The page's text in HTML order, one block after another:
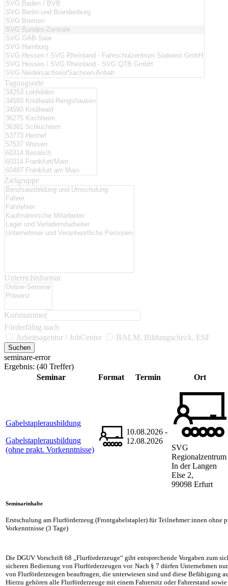
Tagungsorte
Zielgruppe
Unterrichtsformat
Kursnummer
Förderfähig nach
Arbeitsagentur / JobCenter
BALM, Bildungscheck, ESF
seminare-error
Ergebnis: (40 Treffer)
Seminar
Format Termin Ort
Gabelstaplerausbildung
Gabelstaplerausbildung
(ohne prakt. Vorkenntnisse)
10.08.2026 -
12.08.2026
SVG
Regionalzentrum
In der Langen
Else 2,
99098 Erfurt
Seminarinhalte
Erstschulung am Flurförderzeug (Frontgabelstapler) für Teilnehmer:innen ohne
Vorkenntnisse (3 Tage)
Die DGUV Vorschrift 68 „Flurförderzeuge“ gibt entsprechende Vorgaben zum
sicheren Bedienung von Flurförderzeugen vor. Nach § 7 dürfen Unternehmen
von Flurförderzeugen beauftragen, die unterwiesen sind und diese Befähigung
Hierzu gehören alle Flurförderzeuge mit einem Fahrersitz oder Fahrerstand